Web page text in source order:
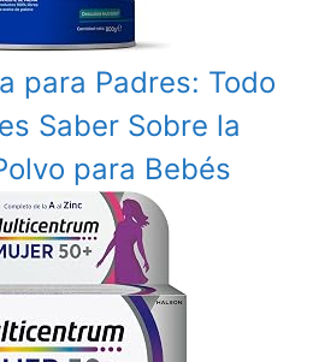
para Padres: Todo
Saber Sobre la
para Bebés